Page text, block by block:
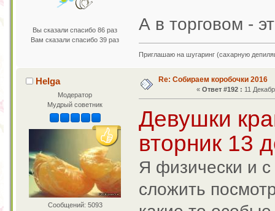
Вы сказали спасибо 86 раз
Вам сказали спасибо 39 раз
А в торговом -
Приглашаю на шугаринг (сахарную
Helga
Модератор
Мудрый советник
Сообщений: 5093
Re: Собираем коробочки 2016
«Ответ #192 : 11
Девушки
вторник 13
Я физически и
сложить